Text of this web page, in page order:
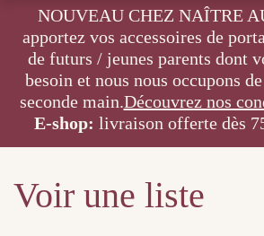
NOUVEAU CHEZ NAÎTRE
apportez vos accessoires de
de futurs / jeunes parents dont
besoin et nous nous occupons
seconde main.Découvrez nos
E-shop: livraison offerte dès
Voir une liste